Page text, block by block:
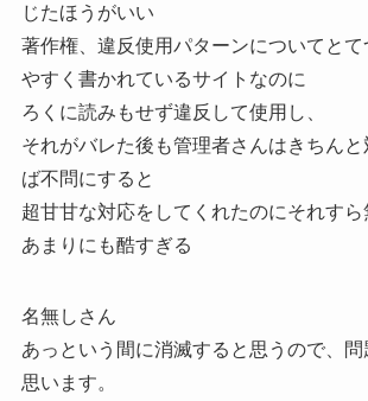
じたほうがいい
著作権、違反使用パターンについてとて
やすく書かれているサイトなのに
ろくに読みもせず違反して使用し、
それがバレた後も管理者さんはきちん
ば不問にすると
超甘甘な対応をしてくれたのにそれすら
あまりにも酷すぎる
名無しさん
あっという間に消滅すると思うので、問
思います。